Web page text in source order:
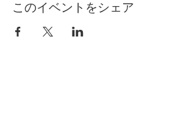
このイベントをシェア